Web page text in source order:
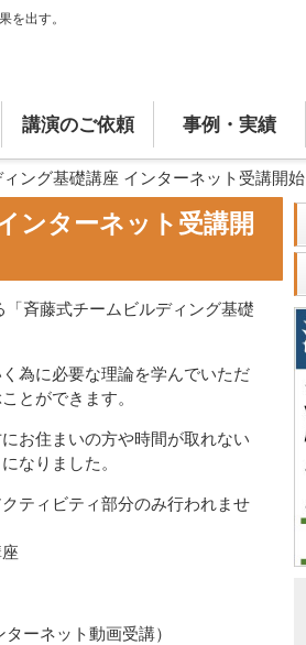
を出す。
講演のご依頼 事例・実績
ング基礎講座 インターネット受講開始
ンターネット受講開
斉藤式チームビルディング基礎
為に必要な理論を学んでいただ
とができます。
お住まいの方や時間が取れない
なりました。
ティビティ部分のみ行われませ
ーネット動画受講）